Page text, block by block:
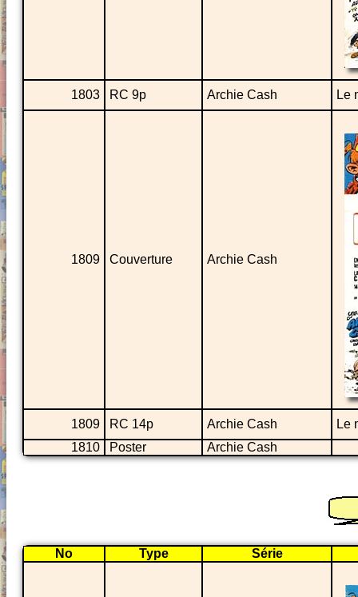
1803 RC 9p Archie Cash Le
1809 Couverture Archie Cash
1809 RC 14p Archie Cash
Le
1810
Poster Archie Cash
No Type Série